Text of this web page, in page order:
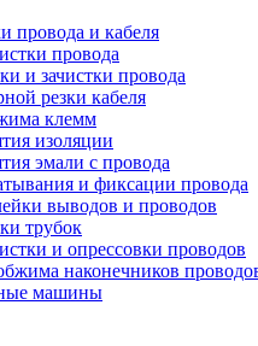
провода и кабеля
провода
и зачистки провода
резки кабеля
клемм
изоляции
эмали с провода
и фиксации провода
выводов и проводов
трубок
и опрессовки проводов
наконечников
машины